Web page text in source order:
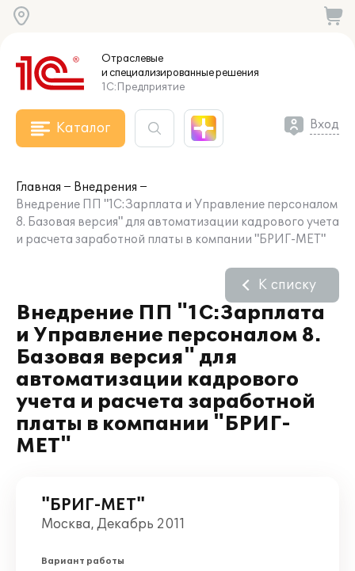
Отраслевые
и специализированныерешения
1С:Предприятие
Каталог Вход
Главная
Внедрения
Внедрение ПП "1С:Зарплата и Управление персоналом
8. Базовая версия" для автоматизации кадрового учета
и расчета заработной платы в компании "БРИГ-МЕТ"
Внедрение ПП "1С:Зарплата
и Управление персоналом 8.
Базовая версия" для
автоматизации кадрового
учета и расчета заработной
платы в компании "БРИГ-
МЕТ"
К списку
"БРИГ-МЕТ"
Москва, Декабрь 2011
Вариант работы